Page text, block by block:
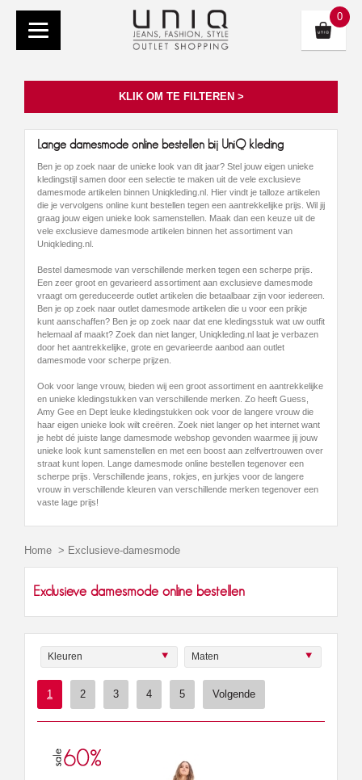
0
KLIK OM TE FILTEREN >
Lange damesmode online bestellen bij UniQ kleding
Ben je op zoek naar de unieke look van dit jaar? Stel jouw eigen unieke
kledingstijl samen door een selectie te maken uit de vele exclusieve
damesmode artikelen binnen Uniqkleding.nl. Hier vindt je talloze artikelen
die je vervolgens online kunt bestellen tegen een aantrekkelijke prijs. Wil jij
graag jouw eigen unieke look samenstellen. Maak dan een keuze uit de
vele exclusieve damesmode artikelen binnen het assortiment van
Uniqkleding.nl.
Bestel damesmode van verschillende merken tegen een scherpe prijs.
Een zeer groot en gevarieerd assortiment aan exclusieve damesmode
vraagt om gereduceerde outlet artikelen die betaalbaar zijn voor iedereen.
Ben je op zoek naar outlet damesmode artikelen die u voor een prikje
kunt aanschaffen? Ben je op zoek naar dat ene kledingsstuk wat uw outfit
helemaal af maakt? Zoek dan niet langer, Uniqkleding.nl laat je verbazen
door het aantrekkelijke, grote en gevarieerde aanbod aan outlet
damesmode voor scherpe prijzen.
Ook voor lange vrouw, bieden wij een groot assortiment en aantrekkelijke
en unieke kledingstukken van verschillende merken. Zo heeft Guess,
Amy Gee en Dept leuke kledingstukken ook voor de langere vrouw die
haar eigen unieke look wilt creëren. Zoek niet langer op het internet want
je hebt dé juiste lange damesmode webshop gevonden waarmee jij jouw
unieke look kunt samenstellen en met een boost aan zelfvertrouwen over
straat kunt lopen. Lange damesmode online bestellen tegenover een
scherpe prijs. Verschillende jeans, rokjes, en jurkjes voor de langere
vrouw in verschillende kleuren van verschillende merken tegenover een
vaste lage prijs!
Home > Exclusieve-damesmode
Exclusieve damesmode online bestellen
Kleuren Maten
1 2 3 4 5 Volgende